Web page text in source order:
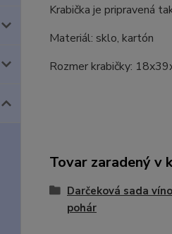
Krabička je pripravená
Materiál: sklo, kartón
Rozmer krabičky:
Tovar zaradený v
Darčeková sada
pohár